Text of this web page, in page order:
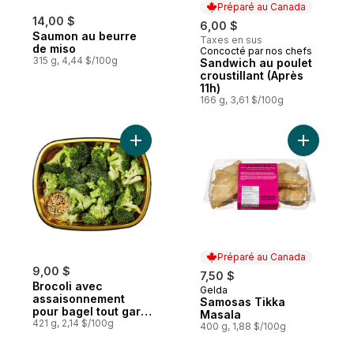
14,00 $
Saumon au beurre
de miso
315 g, 4,44 $/100g
Préparé au Canada
6,00 $
Taxes en sus
Préparé au Canada
Concocté par nos chefs
Sandwich au poulet
croustillant (Après
11h)
166 g, 3,61 $/100g
9,00 $
Brocoli avec
assaisonnement
pour bagel tout garni
plats
421 g, 2,14 $/100g
Ajouter Brocoli avec assaisonnement
Préparé au Canada
7,50 $
Préparé au Canada
Gelda
Samosas Tikka
Masala
400 g, 1,88 $/100g